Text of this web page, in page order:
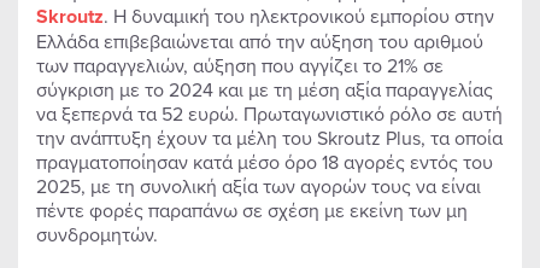
Skroutz. Η δυναμική του ηλεκτρονικού εμπορίου στην
Ελλάδα επιβεβαιώνεται από την αύξηση του αριθμού
των παραγγελιών, αύξηση που αγγίζει το 21% σε
σύγκριση με το 2024 και με τη μέση αξία παραγγελίας
να ξεπερνά τα 52 ευρώ. Πρωταγωνιστικό ρόλο σε αυτή
την ανάπτυξη έχουν τα μέλη του Skroutz Plus, τα οποία
πραγματοποίησαν κατά μέσο όρο 18 αγορές εντός του
2025, με τη συνολική αξία των αγορών τους να είναι
πέντε φορές παραπάνω σε σχέση με εκείνη των μη
συνδρομητών.